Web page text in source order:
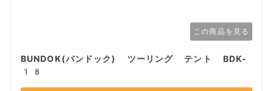
この商品を見る
BUNDOK(バンドック) ツーリング テント BDK-
18